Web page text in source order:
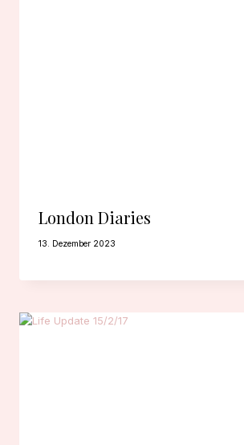
London Diaries
13. Dezember 2023